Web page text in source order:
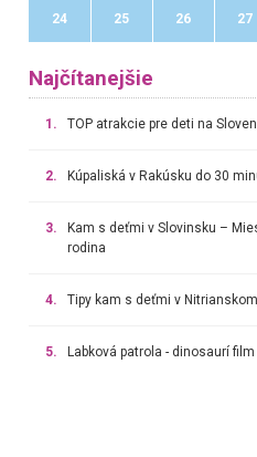
24 25 26 27
Najčítanejšie
1. TOP atrakcie pre deti na
2. Kúpaliská v Rakúsku do 30
3.
Kam s deťmi v Slovinsku –
rodina
4. Tipy kam s deťmi v
5. Labková patrola - dinosaurí film